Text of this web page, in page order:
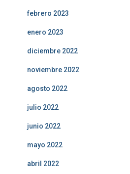
febrero 2023
enero 2023
diciembre 2022
noviembre 2022
agosto 2022
julio 2022
junio 2022
mayo 2022
abril 2022